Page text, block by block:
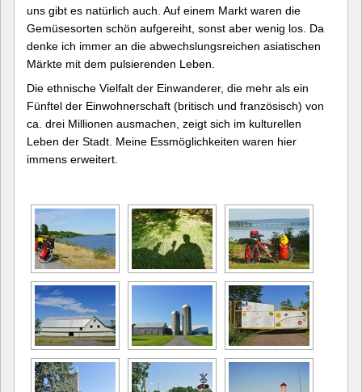
uns gibt es natürlich auch. Auf einem Markt waren die
Gemüsesorten schön aufgereiht, sonst aber wenig los. Da
denke ich immer an die abwechslungsreichen asiatischen
Märkte mit dem pulsierenden Leben.
Die ethnische Vielfalt der Einwanderer, die mehr als ein
Fünftel der Einwohnerschaft (britisch und französisch) von
ca. drei Millionen ausmachen, zeigt sich im kulturellen
Leben der Stadt. Meine Essmöglichkeiten waren hier
immens erweitert.